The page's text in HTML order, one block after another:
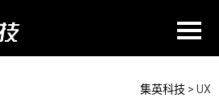
集英科技 > UX